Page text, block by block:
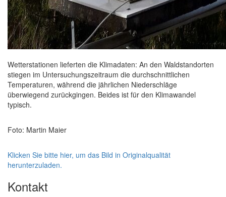
Wetterstationen lieferten die Klimadaten: An den Waldstandorten
stiegen im Untersuchungszeitraum die durchschnittlichen
Temperaturen, während die jährlichen Niederschläge
überwiegend zurückgingen. Beides ist für den Klimawandel
typisch.
Foto: Martin Maier
Klicken Sie bitte hier, um das Bild in Originalqualität
herunterzuladen.
Kontakt